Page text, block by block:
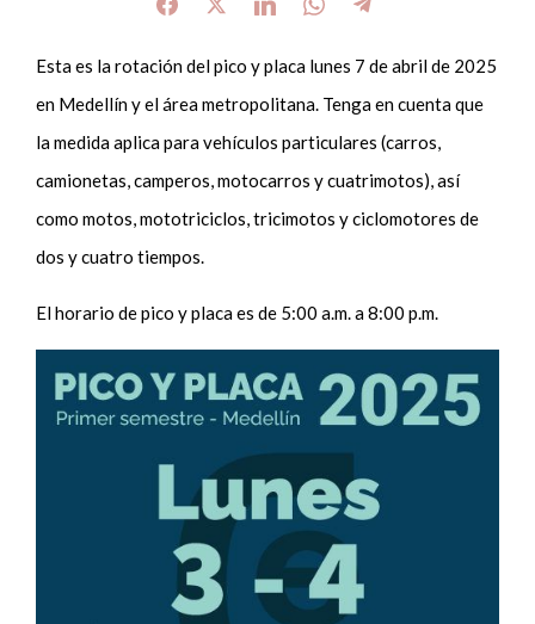
Esta es la rotación del pico y placa lunes 7 de abril de 2025
en Medellín y el área metropolitana. Tenga en cuenta que
la medida aplica para vehículos particulares (carros,
camionetas, camperos, motocarros y cuatrimotos), así
como motos, mototriciclos, tricimotos y ciclomotores de
dos y cuatro tiempos.
El horario de pico y placa es de 5:00 a.m. a 8:00 p.m.